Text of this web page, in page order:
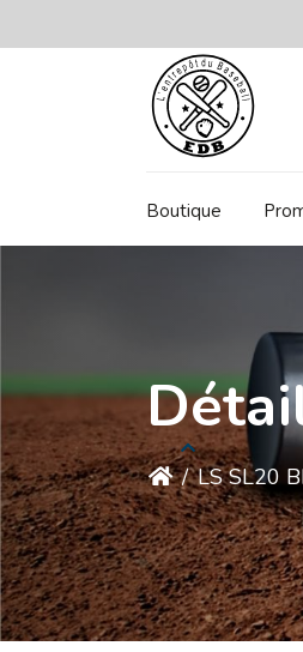
Boutique
/ LS SL20